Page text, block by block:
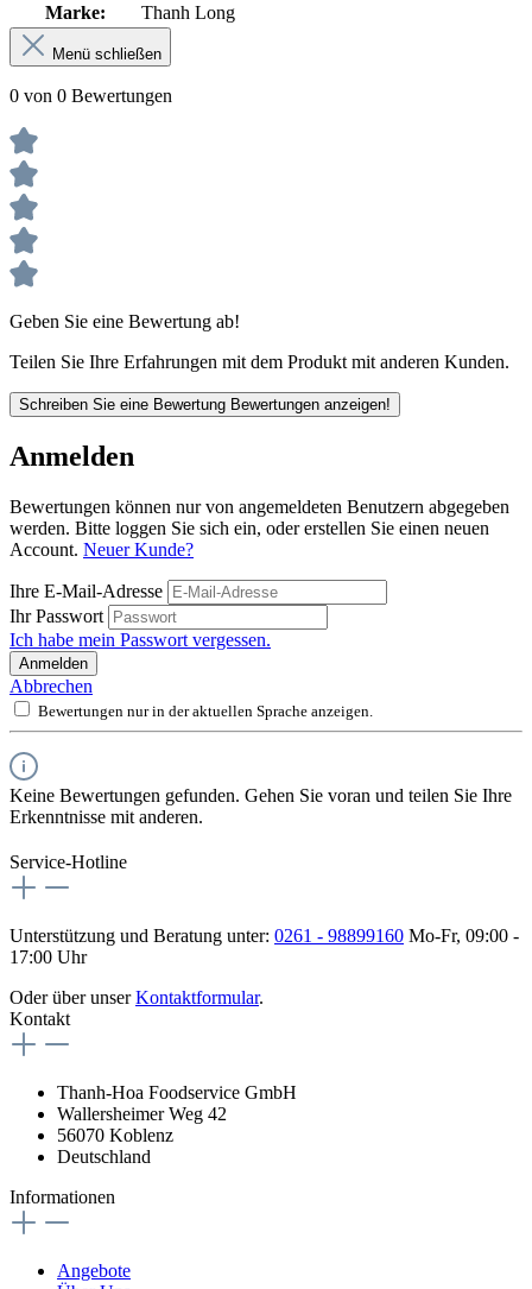
Marke:
Thanh Long
Menü schließen
0 von 0 Bewertungen
Geben Sie eine Bewertung ab!
Teilen Sie Ihre Erfahrungen mit dem Produkt mit anderen Kunden.
Schreiben Sie eine Bewertung Bewertungen anzeigen!
Anmelden
Bewertungen können nur von angemeldeten Benutzern abgegeben
werden. Bitte loggen Sie sich ein, oder erstellen Sie einen neuen
Account. Neuer Kunde?
Ihre E-Mail-Adresse
Ihr Passwort
Ich habe mein Passwort vergessen.
Anmelden
Abbrechen
Bewertungen nur in der aktuellen Sprache anzeigen.
Keine Bewertungen gefunden. Gehen Sie voran und teilen Sie Ihre
Erkenntnisse mit anderen.
Service-Hotline
Unterstützung und Beratung unter: 0261 - 98899160 Mo-Fr, 09:00 -
17:00 Uhr
Oder über unserKontaktformular.
Kontakt
Thanh-Hoa Foodservice GmbH
Wallersheimer Weg 42
56070 Koblenz
Deutschland
Informationen
Angebote